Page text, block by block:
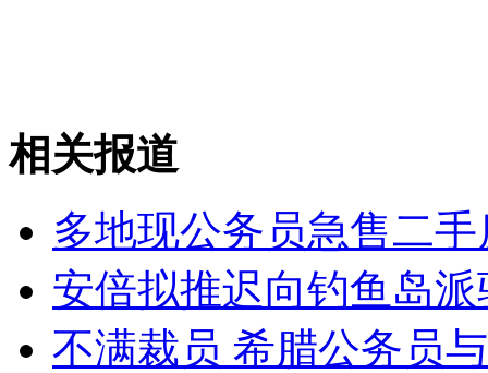
女孩北京地铁殴打老人 痛下狠手拳打脚踢
相关报道
多地现公务员急售二手
安倍拟推迟向钓鱼岛
不满裁员 希腊公务员